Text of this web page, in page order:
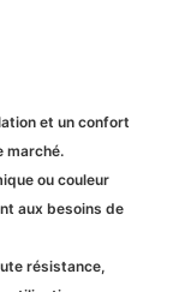
et un confort
marché.
ou couleur
aux besoins de
résistance,